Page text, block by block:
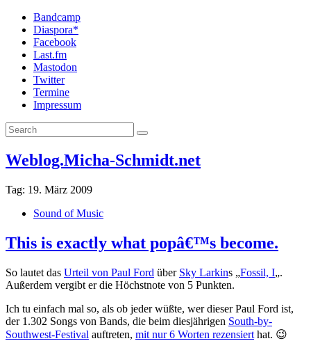
Bandcamp
Diaspora*
Facebook
Last.fm
Mastodon
Twitter
Termine
Impressum
Weblog.Micha-Schmidt.net
Tag: 19. März 2009
Sound of Music
This is exactly what popâ€™s become.
So lautet das Urteil von Paul Ford über Sky Larkins „Fossil, I„.
Außerdem vergibt er die Höchstnote von 5 Punkten.
Ich tu einfach mal so, als ob jeder wüßte, wer dieser Paul Ford ist,
der 1.302 Songs von Bands, die beim diesjährigen South-by-
Southwest-Festival auftreten, mit nur 6 Worten rezensiert hat. 😉